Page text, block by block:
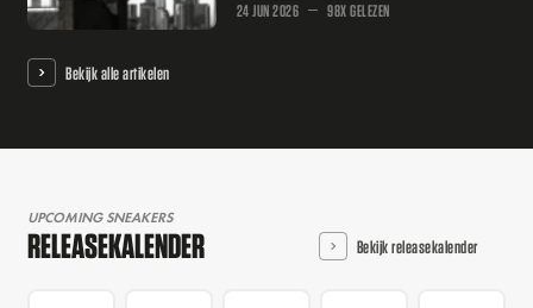
24 JUN 2026 98X GELEZEN
Bekijk alle artikelen
UPCOMING SNEAKERS
RELEASEKALENDER Bekijk releasekalender